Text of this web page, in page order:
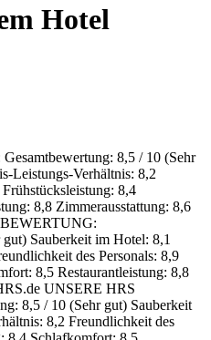
Hotel
Gesamtbewertung: 8,5 / 10 (Sehr
Leistungs-Verhältnis: 8,2
Frühstücksleistung: 8,4
8,8 Zimmerausstattung: 8,6
gut) Sauberkeit im Hotel: 8,1
des Personals: 8,9
8,5 Restaurantleistung: 8,8
UNSERE HRS
8,5 / 10 (Sehr gut) Sauberkeit
8,2 Freundlichkeit des